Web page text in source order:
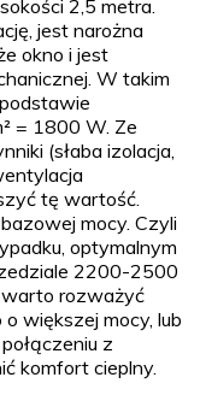
2,5 metra.
jest narożna
okno i jest
W takim
= 1800 W. Ze
(słaba izolacja,
tę wartość.
mocy. Czyli
optymalnym
2200-2500
rozważyć
większej mocy, lub
z
komfort cieplny.